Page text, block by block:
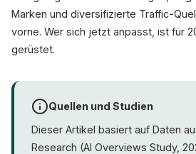
Marken und diversifizierte Traffic-
vorne. Wer sich jetzt anpasst, ist für
gerüstet.
Quellen und Studien
Dieser Artikel basiert auf Daten
Research (AI Overviews Study,